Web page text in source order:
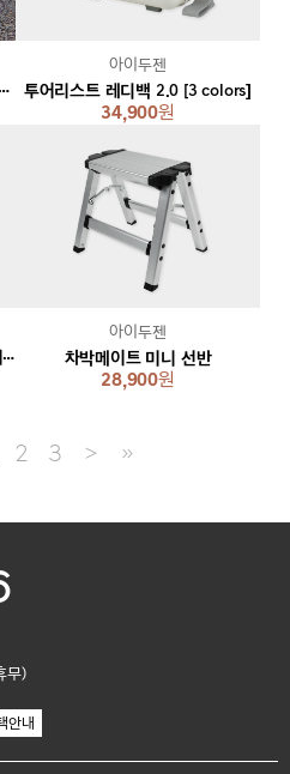
패키지 차박 텐트 쉘터 투어리스트 레디백 2.0 [3 colors]
34,900원
아이두젠
투어리스트 레디백 캐리어 16인치 [2 colors] 차박메이트 미니 선반
28,900원
아이두젠
2 3 ＞ ≫
무)
안내